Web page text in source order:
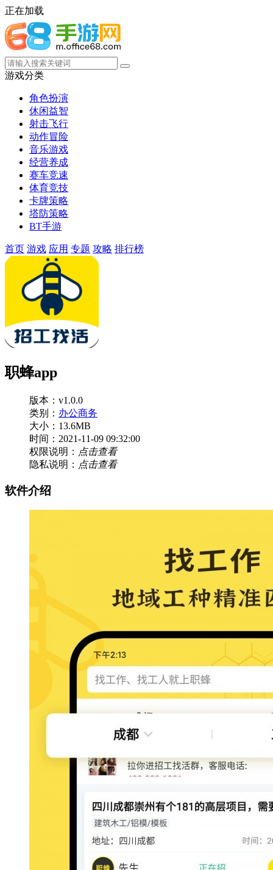
正在加载
游戏分类
角色扮演
休闲益智
射击飞行
动作冒险
音乐游戏
经营养成
赛车竞速
体育竞技
卡牌策略
塔防策略
BT手游
首页 游戏 应用 专题 攻略 排行榜
职蜂app
版本：v1.0.0
类别： 办公商务
大小：13.6MB
时间：2021-11-09 09:32:00
权限说明： 点击查看
隐私说明： 点击查看
软件介绍